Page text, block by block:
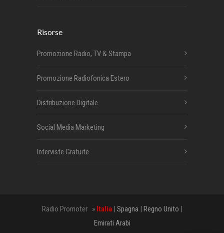
Risorse
Promozione Radio, TV & Stampa
Promozione Radiofonica Estero
Distribuzione Digitale
Social Media Marketing
Interviste Gratuite
Radio Promoter » Italia| Spagna | Regno Unito |
Emirati Arabi